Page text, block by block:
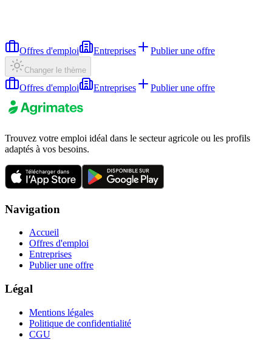
Offres d'emploi Entreprises Publier une offre
Changer le thème
Offres d'emploi Entreprises Publier une offre
Trouvez votre emploi idéal dans le secteur agricole ou les profils
adaptés à vos besoins.
Navigation
Accueil
Offres d'emploi
Entreprises
Publier une offre
Légal
Mentions légales
Politique de confidentialité
CGU